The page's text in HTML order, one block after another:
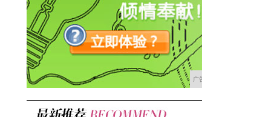
广告